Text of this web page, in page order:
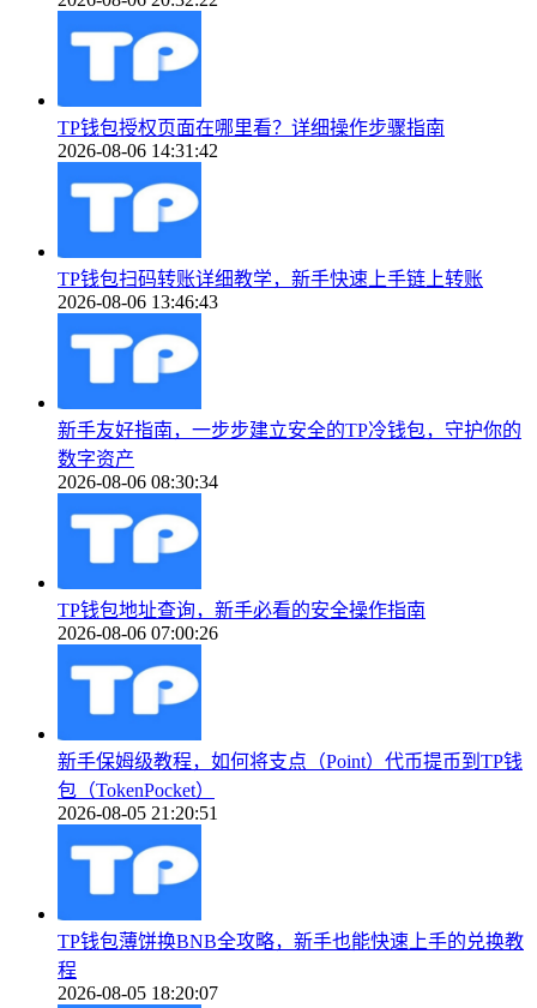
TP钱包授权页面在哪里看？详细操作步骤指南
2026-08-06 14:31:42
TP钱包扫码转账详细教学，新手快速上手链上转账
2026-08-06 13:46:43
新手友好指南，一步步建立安全的TP冷钱包，守护你的
数字资产
2026-08-06 08:30:34
TP钱包地址查询，新手必看的安全操作指南
2026-08-06 07:00:26
新手保姆级教程，如何将支点（Point）代币提币到TP钱
包（TokenPocket）
2026-08-05 21:20:51
TP钱包薄饼换BNB全攻略，新手也能快速上手的兑换教
程
2026-08-05 18:20:07